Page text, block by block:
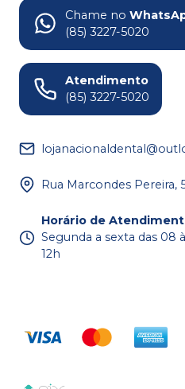
Chame no
(85) 3227-5020
Atendimento
(85) 3227-5020
Rua Marcondes Pereira,
Horário de
Segunda a sexta das 08
12h